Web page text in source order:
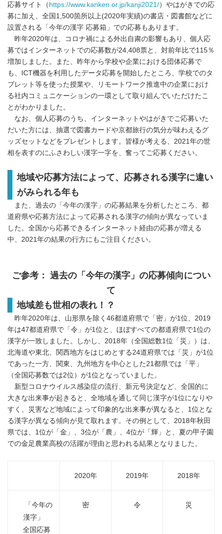
応募サイト（ https://www.kanken.or.jp/kanji2021/）やはがきでの応
募に加え、全国1,500箇所以上(2020年実績)の書店・図書館などに
設置される「今年の漢字 応募箱」での応募もあります。
昨年2020年は、コロナ禍による外出自粛の影響もあり、個人応
募ではインターネットでの応募数が24,408票と、対前年比で115％
増加しました。また、昨年から学校や企業における団体応募で
も、ICT機器を利用したデータ応募を開始したところ、学校でのタ
ブレット等を使った授業や、リモートワーク推進中の企業におけ
る社内コミュニケーションの一環として取り組んでいただけたこ
とがわかりました。
なお、個人応募のうち、インターネットやはがきでご応募いた
だいた方には、抽選で図書カードや京都旅行の気分が味わえるグ
ッズセットなどをプレゼントします。皆様が考える、2021年の世
相を表すのにふさわしい漢字一字を、奮ってご応募ください。
地域や応募方法によって、応募される漢字に違い
がみられる年も
また、過去の「今年の漢字」の応募結果を分析したところ、都
道府県や応募方法によって応募される漢字の傾向が異なっていま
した。全国から応募できるインターネット経由の応募が増える
中、2021年の結果の行方にもご注目ください。
ご参考： 過去の「今年の漢字」の応募傾向につい
て
地域差も世相の表れ！？
昨年2020年は、山形県を除く46都道府県で「密」が1位、2019
年は47都道府県で「令」が1位と、ほぼすべての都道府県で1位の
漢字が一致しました。しかし、2018年（全国総数1位「災」）は、
北海道や東北、関西地方をはじめとする24道府県では「災」が1位
であった一方、関東、九州地方を中心とした21都県では「平」
（全国応募数では2位）が1位となっていました。
新型コロナウイルス感染症の流行、新元号決定など、全国的に
大きな出来事が起きると、全地域を通して同じ漢字が1位になりや
すく、災害など地域によって印象的な出来事が異なると、1位とな
る漢字が異なる傾向が見て取れます。その例として、2018年秋田
県では、1位が「金」、3位が「農」、4位が「輝」と、夏の甲子園
での金足農業高校の活躍が理由と思われる結果となりました。
2020年 2019年 2018年
「今年の
漢字」
全国応募
密 令 災